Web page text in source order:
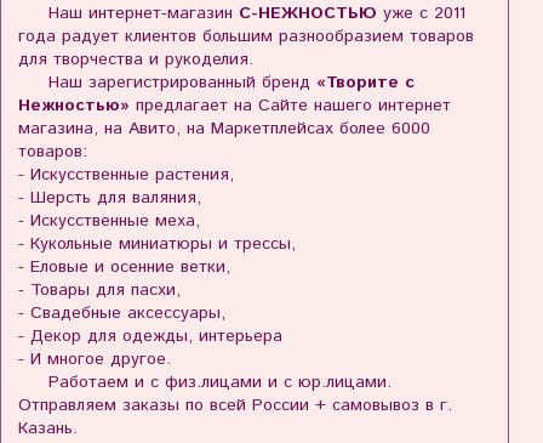
Наш интернет-магазин С-НЕЖНОСТЬЮ уже с 2011
года радует клиентов большим разнообразием товаров
для творчества и рукоделия.
Наш зарегистрированный бренд «Творите с
Нежностью» предлагает на Сайте нашего интернет
магазина, на Авито, на Маркетплейсах более 6000
товаров:
- Искусственные растения,
- Шерсть для валяния,
- Искусственные меха,
- Кукольные миниатюры и трессы,
- Еловые и осенние ветки,
- Товары для пасхи,
- Свадебные аксессуары,
- Декор для одежды, интерьера
- И многое другое.
Работаем и с физ.лицами и с юр.лицами.
Отправляем заказы по всей России + самовывоз в г.
Казань.